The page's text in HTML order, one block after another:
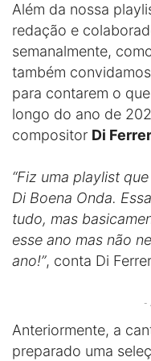
Além da nossa
redação e
semanalmente,
também
para contarem o
longo do ano de
compositor Di
“Fiz uma playlist
Di Boena Onda.
tudo, mas
esse ano mas não
ano!”, conta Di
-
Anteriormente, a
preparado uma